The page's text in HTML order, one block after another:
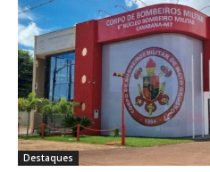
Destaques